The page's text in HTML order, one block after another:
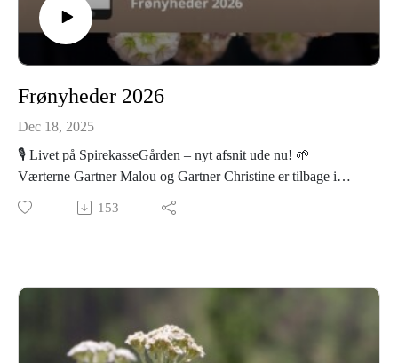
Frønyheder 2026
Dec 18, 2025
🎙️ Livet på SpirekasseGården – nyt afsnit ude nu! 🌱
Værterne Gartner Malou og Gartner Christine er tilbage i
mikrofonerne – og ja, Malou er også tilbage fra barsel. Det
betyder mindre søvn, flere natlige tanker og (forhåbentlig
lavprisfrø – og så har vi selvfølgelig været en tur til Italien på
jagt efter nye, spændende arvesorter 🌿
153